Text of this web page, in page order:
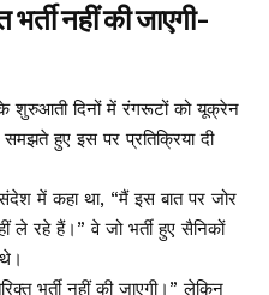
भर्ती नहीं की जाएगी-
के शुरुआती दिनों में रंगरूटों को यूक्रेन
हुए इस पर प्रतिक्रिया दी
में कहा था, “मैं इस बात पर जोर
ले रहे हैं।” वे जो भर्ती हुए सैनिकों
भर्ती नहीं की जाएगी।” लेकिन